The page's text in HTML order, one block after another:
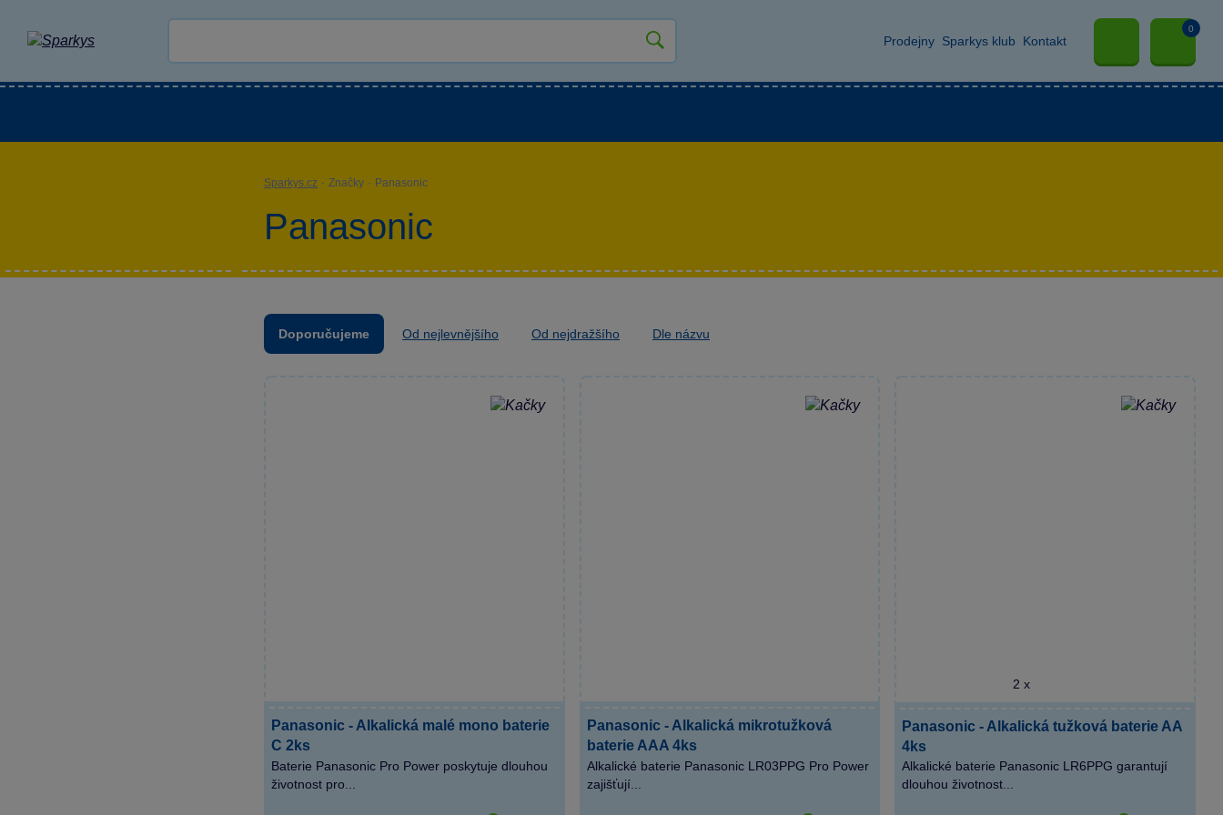
Prodejny Sparkys klub Kontakt
0
Sparkys.cz · Značky · Panasonic
Panasonic
Doporučujeme Od nejlevnějšího Od nejdražšího Dle názvu
Panasonic - Alkalická malé mono baterie
C 2ks
Baterie Panasonic Pro Power poskytuje dlouhou
životnost pro...
Panasonic - Alkalická mikrotužková
baterie AAA 4ks
Alkalické baterie Panasonic LR03PPG Pro Power
zajišťují...
2 x
Panasonic - Alkalická tužková baterie AA
4ks
Alkalické baterie Panasonic LR6PPG garantují
dlouhou životnost...